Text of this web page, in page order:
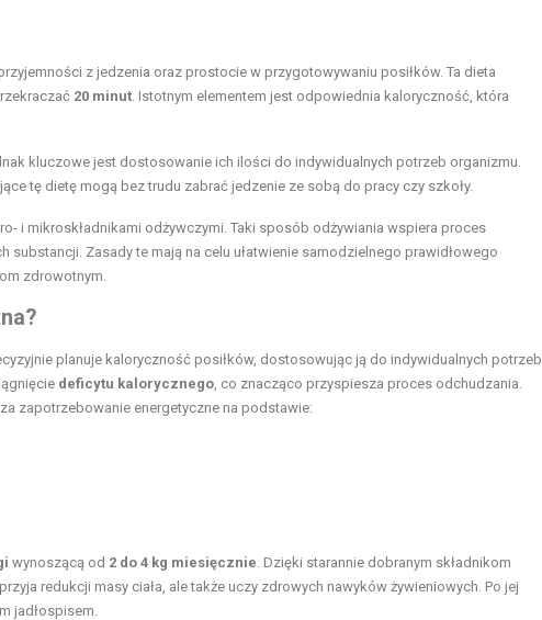
z jedzenia oraz prostocie w przygotowywaniu posiłków. Ta dieta
20 minut . Istotnym elementem jest odpowiednia kaloryczność, która
kluczowe jest dostosowanie ich ilości do indywidualnych potrzeb organizmu.
tę dietę mogą bez trudu zabrać jedzenie ze sobą do pracy czy szkoły.
i mikroskładnikami odżywczymi. Taki sposób odżywiania wspiera proces
Zasady te mają na celu ułatwienie samodzielnego prawidłowego
zdrowotnym.
planuje kaloryczność posiłków, dostosowując ją do indywidualnych potrzeb
deficytu kalorycznego , co znacząco przyspiesza proces odchudzania.
zapotrzebowanie energetyczne na podstawie:
wynoszącą od 2 do 4 kg miesięcznie . Dzięki starannie dobranym składnikom
redukcji masy ciała, ale także uczy zdrowych nawyków żywieniowych. Po jej
jadłospisem.